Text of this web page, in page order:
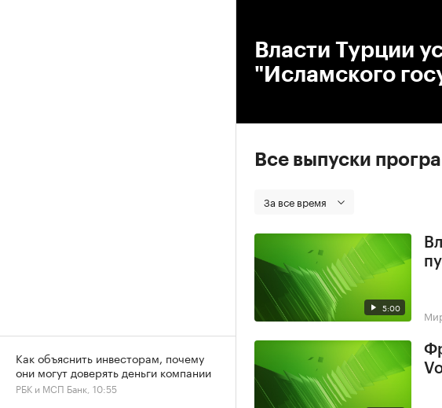
Власти Турции
"Исламского
Все выпуски
За все время
5:00
Как объяснить инвесторам, почему
они могут доверять деньги компании
РБК и МСП Банк, 10:55